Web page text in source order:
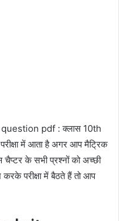
pdf : क्लास 10th
में आता है अगर आप मैट्रिक
चैप्टर के सभी प्रश्नों को अच्छी
परीक्षा में बैठते हैं तो आप